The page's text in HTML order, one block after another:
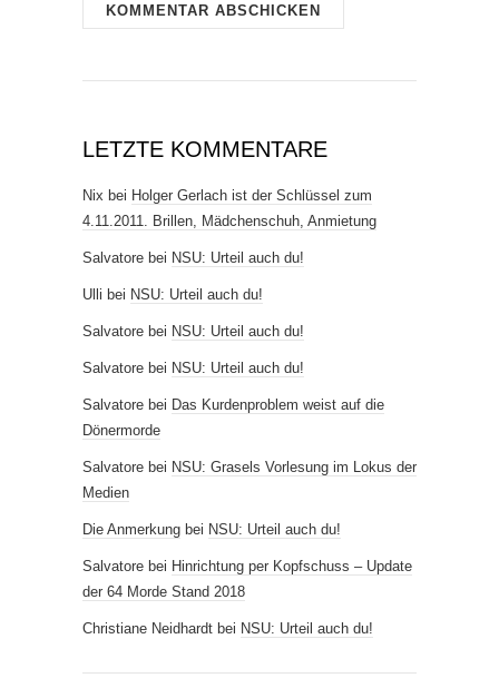
LETZTE KOMMENTARE
Nix bei Holger Gerlach ist der Schlüssel zum
4.11.2011. Brillen, Mädchenschuh, Anmietung
Salvatore bei NSU: Urteil auch du!
Ulli bei NSU: Urteil auch du!
Salvatore bei NSU: Urteil auch du!
Salvatore bei NSU: Urteil auch du!
Salvatore bei Das Kurdenproblem weist auf die
Dönermorde
Salvatore bei NSU: Grasels Vorlesung im Lokus der
Medien
Die Anmerkung bei NSU: Urteil auch du!
Salvatore bei Hinrichtung per Kopfschuss – Update
der 64 Morde Stand 2018
Christiane Neidhardt bei NSU: Urteil auch du!